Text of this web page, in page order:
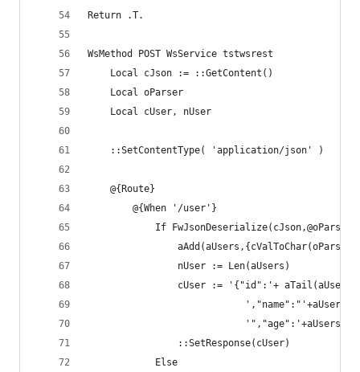
Return .T.
WsMethod POST WsService tstwsrest
    Local cJson := ::GetContent()
    Local oParser
    Local cUser, nUser
    ::SetContentType( 'application/json' )
    @{Route}
        @{When '/user'}
            If FwJsonDeserialize(cJson,@oParser)
                nUser := Len(aUsers)
cUser := '{"id":'+
                ::SetResponse(cUser)
            Else